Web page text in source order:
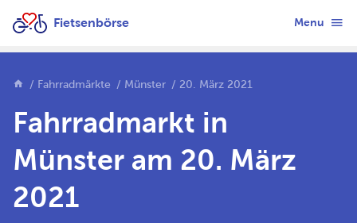
Fietsenbörse Menu
Fahrradmärkte Münster 20. März 2021
Fahrradmarkt in
Münster am 20. März
2021